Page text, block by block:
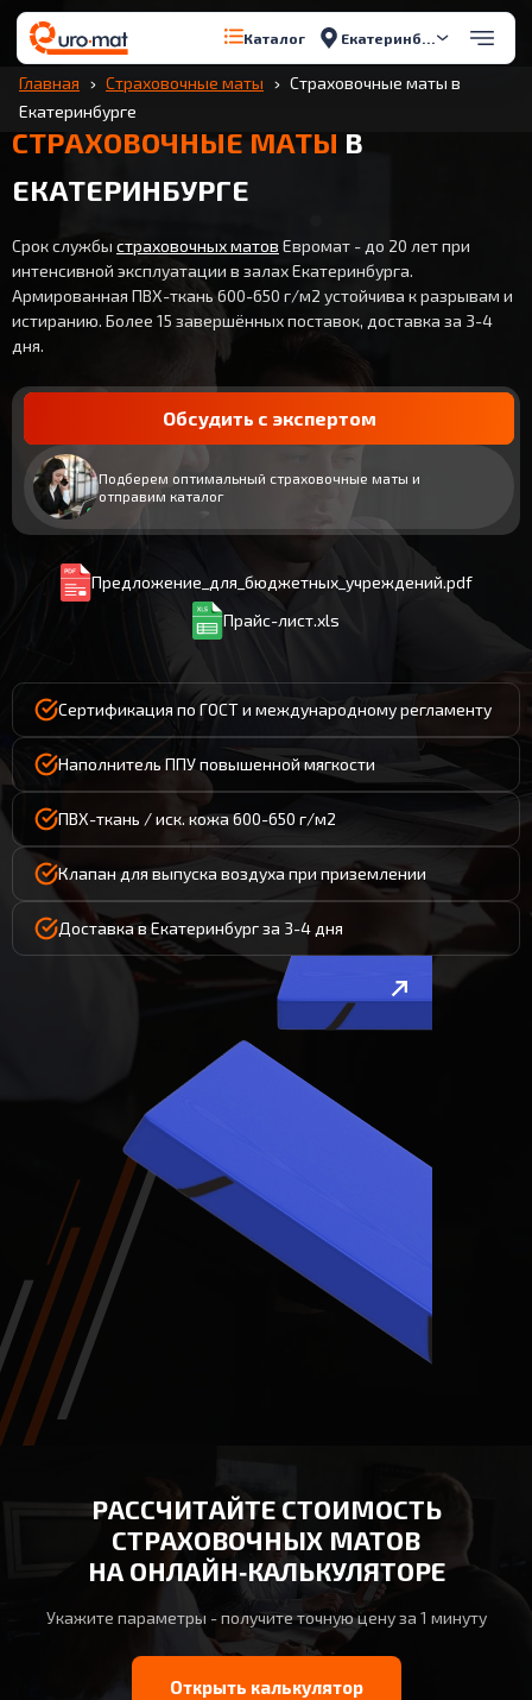
Каталог Екатеринбург
Главная Страховочные маты
Страховочные маты в
Екатеринбурге
СТРАХОВОЧНЫЕ МАТЫ В
ЕКАТЕРИНБУРГЕ
Срок службы страховочных матов Евромат - до 20 лет при
интенсивной эксплуатации в залах Екатеринбурга.
Армированная ПВХ-ткань 600-650 г/м2 устойчива к разрывам и
истиранию. Более 15 завершённых поставок, доставка за 3-4
дня.
Обсудить с экспертом
Подберем оптимальный страховочные маты и
отправим каталог
Предложение_для_бюджетных_учреждений.pdf
Прайс-лист.xls
Сертификация по ГОСТ и международному регламенту
Наполнитель ППУ повышенной мягкости
ПВХ-ткань / иск. кожа 600-650 г/м2
Клапан для выпуска воздуха при приземлении
Доставка в Екатеринбург за 3-4 дня
РАССЧИТАЙТЕ СТОИМОСТЬ
СТРАХОВОЧНЫХ МАТОВ
НА ОНЛАЙН‑КАЛЬКУЛЯТОРЕ
Укажите параметры - получите точную цену за 1 минуту
Открыть калькулятор